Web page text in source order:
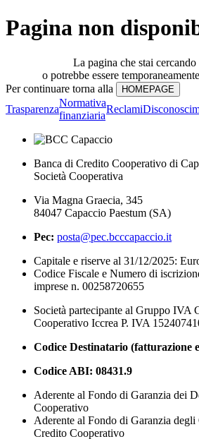
Pagina non
La pagina che stai cercando
o potrebbe essere
Per continuare torna alla
Trasparenza
Normativa
finanziaria
Reclami
Banca di Credito Cooperativo di
Società Cooperativa
Via Magna Graecia, 345
84047 Capaccio Paestum (SA)
Pec: posta@pec.bcccapaccio.it
Capitale e riserve al 31/12/2025:
Codice Fiscale e Numero di
imprese n. 00258720655
Società partecipante al Gruppo IVA
Cooperativo Iccrea P. IVA
Codice Destinatario (fatturazione
Codice ABI: 08431.9
Aderente al Fondo di Garanzia dei
Cooperativo
Aderente al Fondo di Garanzia
Credito Cooperativo